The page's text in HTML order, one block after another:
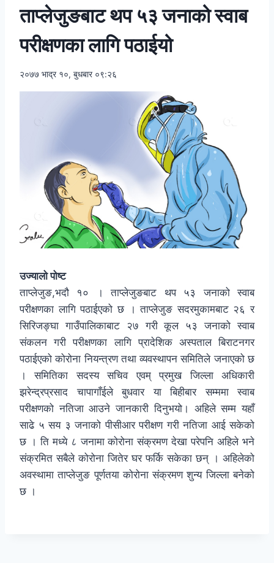
ताप्लेजुङबाट थप ५३ जनाको स्वाब
परीक्षणका लागि पठाईयो
२०७७ भाद्र १०, बुधबार ०९:२६
उज्यालो पोष्ट
ताप्लेजुङ,भदौ १० । ताप्लेजुङबाट थप ५३ जनाको स्वाब
परीक्षणका लागि पठाईएको छ । ताप्लेजुङ सदरमुकामबाट २६ र
सिरिजङ्घा गाउँपालिकाबाट २७ गरी कूल ५३ जनाको स्वाब
संकलन गरी परीक्षणका लागि प्रादेशिक अस्पताल बिराटनगर
पठाईएको कोरोना नियन्त्रण तथा व्यवस्थापन समितिले जनाएको छ
। समितिका सदस्य सचिव एवम् प्रमुख जिल्ला अधिकारी
झरेन्द्रप्रसाद चापागाँईले बुधवार या बिहीबार सम्ममा स्वाब
परीक्षणको नतिजा आउने जानकारी दिनुभयो। अहिले सम्म यहाँ
साढे ५ सय ३ जनाको पीसीआर परीक्षण गरी नतिजा आई सकेको
छ । ति मध्ये ८ जनामा कोरोना संक्रमण देखा परेपनि अहिले भने
संक्रमित सबैले कोरोना जितेर घर फर्कि सकेका छन् । अहिलेको
अवस्थामा ताप्लेजुङ पूर्णतया कोरोना संक्रमण शुन्य जिल्ला बनेको
छ ।